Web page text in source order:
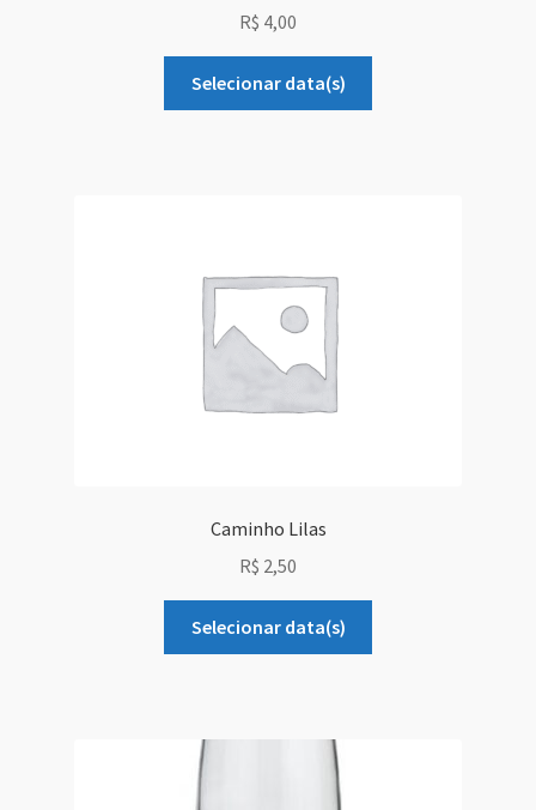
R$ 4,00
Selecionar data(s)
Caminho Lilas
R$ 2,50
Selecionar data(s)